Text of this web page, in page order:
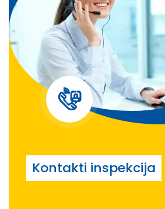
Kontakti inspekcija